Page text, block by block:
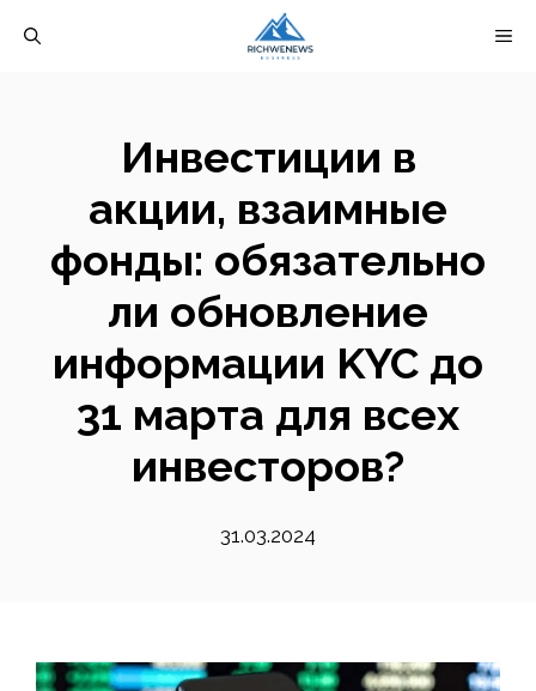
Инвестиции в
акции, взаимные
фонды: обязательно
ли обновление
информации KYC до
31 марта для всех
инвесторов?
31.03.2024